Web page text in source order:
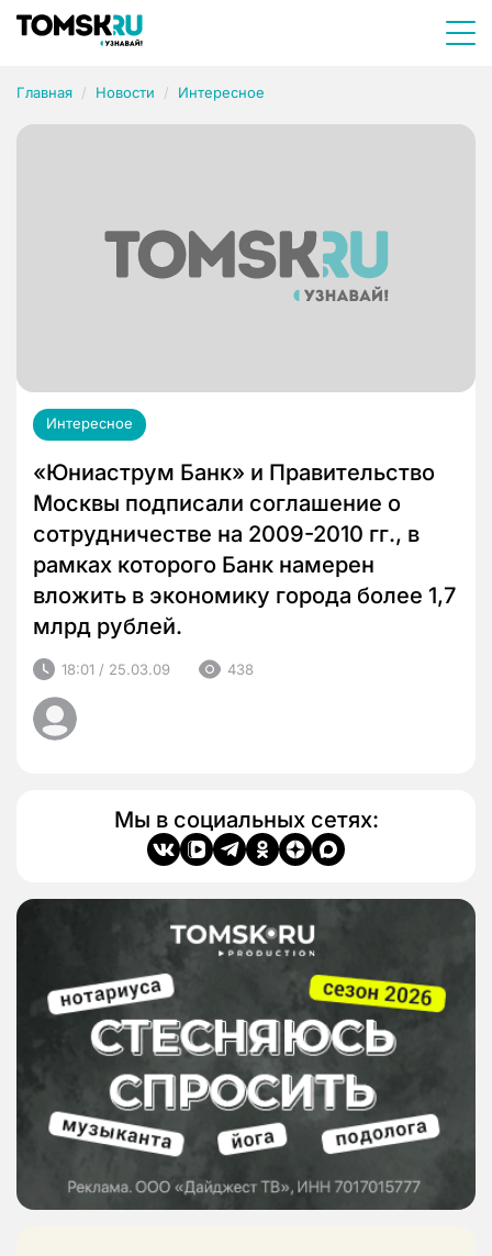
Главная Новости Интересное
Интересное
«Юниаструм Банк» и Правительство
Москвы подписали соглашение о
сотрудничестве на 2009-2010 гг., в
рамках которого Банк намерен
вложить в экономику города более 1,7
млрд рублей.
18:01 / 25.03.09 438
Мы в социальных сетях: